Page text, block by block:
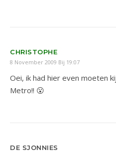
CHRISTOPHE
8 November 2009 Bij 19:07
Oei, ik had hier even moeten
Metro!! 😮
DE SJONNIES